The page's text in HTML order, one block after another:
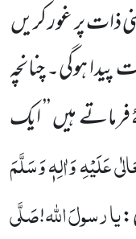
ذات پر غور کریں
ہوگی۔ چنانچہ
فرماتے ہیں ’’ ایک
عَلَیْہِ وَاٰلِہٖ وَسَلَّمَ
یارسولَاللّٰہ!صَلَّی